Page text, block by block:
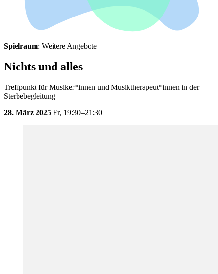
Spielraum: Weitere Angebote
Nichts und alles
Treffpunkt für Musiker*innen und Musiktherapeut*innen in der
Sterbebegleitung
28. März 2025 Fr, 19:30–21:30